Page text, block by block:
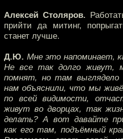
Алексей Столяров.
прийти да митинг,
станет лучше.
Д.Ю. Мне это напоминает,
Не все так долго живут,
помнят, но там
нам объяснили, что мы
по всей видимости,
живут во дворцах, так
делать? А вот давайте
как его там, подъёмный